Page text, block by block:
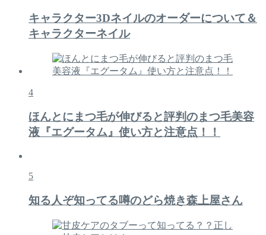
キャラクター3Dネイルのオーダーについて＆
キャラクターネイル
4
ほんとにまつ毛が伸びると評判のまつ毛美容
液『エグータム』使い方と注意点！！
5
知る人ぞ知ってる噂のどら焼き森上屋さん